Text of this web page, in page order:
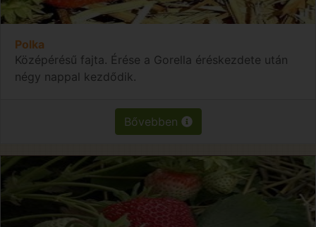
Polka
Középérésű fajta. Érése a Gorella éréskezdete után
négy nappal kezdődik.
Bővebben